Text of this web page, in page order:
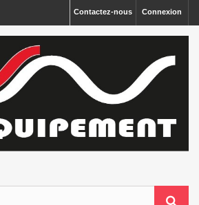
Connexion
Contactez-nous